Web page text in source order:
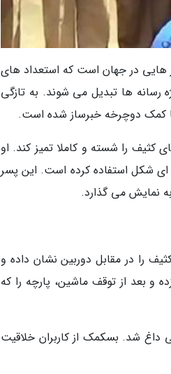
هایی در جهان است که استعداد های
رسانه ها تبدیل می شوند. به تازگی
کمک دوچرخه خبرساز شده است.
را شسته و کاملا تمیز کند. او
شکل استفاده کرده است. این پسر
نمایش می گذارد.
را در مقابل دوربین نشان داده و
بعد از توقف ماشین، پارچه را که
داغ شد. بسکمک از کاربران خلاقیت